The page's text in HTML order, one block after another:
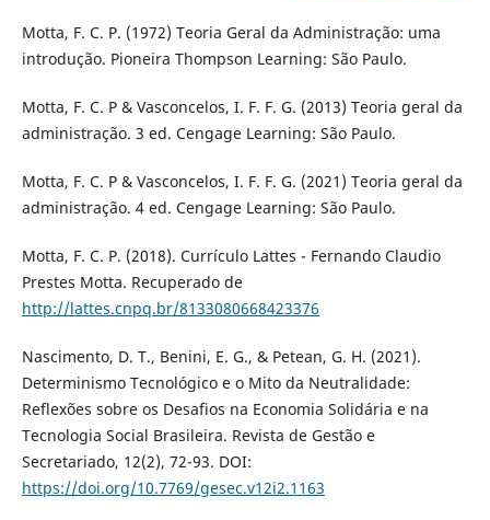
Motta, F. C. P. (1972) Teoria Geral da Administração: uma
introdução. Pioneira Thompson Learning: São Paulo.
Motta, F. C. P & Vasconcelos, I. F. F. G. (2013) Teoria geral da
administração. 3 ed. Cengage Learning: São Paulo.
Motta, F. C. P & Vasconcelos, I. F. F. G. (2021) Teoria geral da
administração. 4 ed. Cengage Learning: São Paulo.
Motta, F. C. P. (2018). Currículo Lattes - Fernando Claudio
Prestes Motta. Recuperado de
http://lattes.cnpq.br/8133080668423376
Nascimento, D. T., Benini, E. G., & Petean, G. H. (2021).
Determinismo Tecnológico e o Mito da Neutralidade:
Reflexões sobre os Desafios na Economia Solidária e na
Tecnologia Social Brasileira. Revista de Gestão e
Secretariado, 12(2), 72-93. DOI:
https://doi.org/10.7769/gesec.v12i2.1163